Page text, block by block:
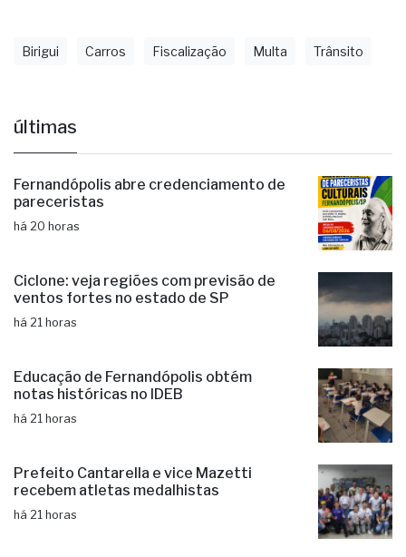
Birigui Carros Fiscalização Multa Trânsito
últimas
Fernandópolis abre credenciamento de
pareceristas
há 20 horas
Ciclone: veja regiões com previsão de
ventos fortes no estado de SP
há 21 horas
Educação de Fernandópolis obtém
notas históricas no IDEB
há 21 horas
Prefeito Cantarella e vice Mazetti
recebem atletas medalhistas
há 21 horas